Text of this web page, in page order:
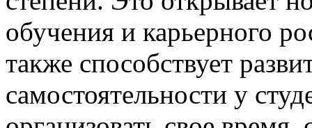
обучения и карьерного
также способствует
самостоятельности у